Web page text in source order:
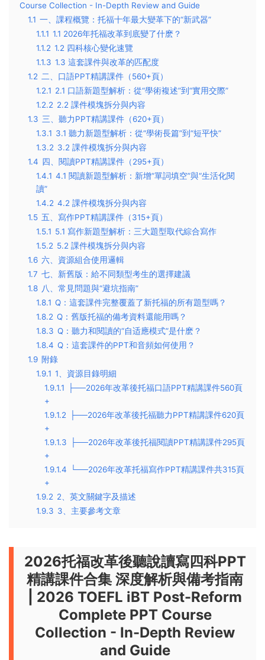
Course Collection - In-Depth Review and Guide
1.1 一、課程概覽：托福十年最大變革下的“新武器”
1.1.1 1.1 2026年托福改革到底變了什麽？
1.1.2 1.2 四科核心變化速覽
1.1.3 1.3 這套課件與改革的匹配度
1.2 二、口語PPT精講課件（560+頁）
1.2.1 2.1 口語新題型解析：從“學術複述”到“實用交際”
1.2.2 2.2 課件模塊拆分與内容
1.3 三、聽力PPT精講課件（620+頁）
1.3.1 3.1 聽力新題型解析：從“學術長篇”到“短平快”
1.3.2 3.2 課件模塊拆分與内容
1.4 四、閱讀PPT精講課件（295+頁）
1.4.1 4.1 閱讀新題型解析：新增“單詞填空”與“生活化閱
讀”
1.4.2 4.2 課件模塊拆分與内容
1.5 五、寫作PPT精講課件（315+頁）
1.5.1 5.1 寫作新題型解析：三大題型取代綜合寫作
1.5.2 5.2 課件模塊拆分與内容
1.6 六、資源組合使用邏輯
1.7 七、新舊版：給不同類型考生的選擇建議
1.8 八、常見問題與“避坑指南”
1.8.1 Q：這套課件完整覆蓋了新托福的所有題型嗎？
1.8.2 Q：舊版托福的備考資料還能用嗎？
1.8.3 Q：聽力和閱讀的“自适應模式”是什麽？
1.8.4 Q：這套課件的PPT和音頻如何使用？
1.9 附錄
1.9.1 1、資源目錄明細
1.9.1.1
├──2026年改革後托福口語PPT精講課件560頁
+
1.9.1.2
├──2026年改革後托福聽力PPT精講課件620頁
+
1.9.1.3
├──2026年改革後托福閱讀PPT精講課件295頁
+
1.9.1.4
└──2026年改革托福寫作PPT精講課件共315頁
+
1.9.2 2、英文關鍵字及描述
1.9.3 3、主要參考文章
2026托福改革後聽說讀寫四科PPT
精講課件合集 深度解析與備考指南
| 2026 TOEFL iBT Post-Reform
Complete PPT Course
Collection - In-Depth Review
and Guide